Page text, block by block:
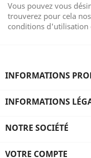
Vous pouvez vous
trouverez pour cela
conditions d'utilisation
INFORMATIONS
INFORMATIONS
NOTRE SOCIÉTÉ
VOTRE COMPTE